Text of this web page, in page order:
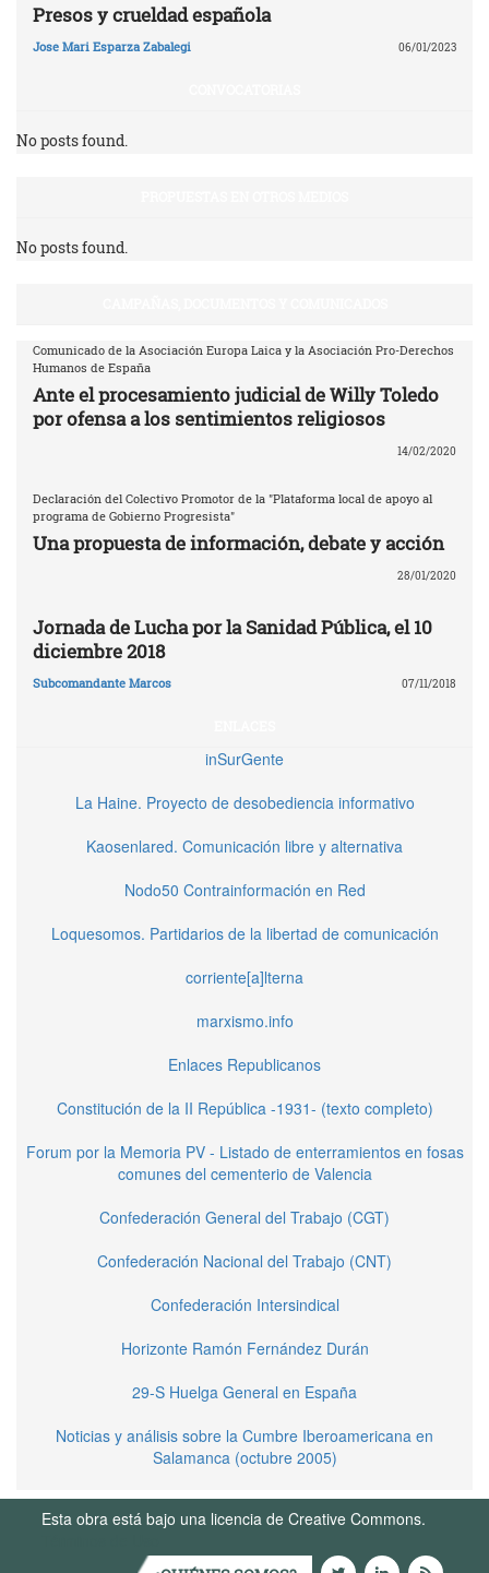
Presos y crueldad española
Jose Mari Esparza Zabalegi 06/01/2023
No posts found.
No posts found.
Comunicado de la Asociación Europa Laica y la Asociación Pro-Derechos
Humanos de España
Ante el procesamiento judicial de Willy Toledo
por ofensa a los sentimientos religiosos
14/02/2020
Declaración del Colectivo Promotor de la "Plataforma local de apoyo al
programa de Gobierno Progresista"
Una propuesta de información, debate y acción
28/01/2020
Jornada de Lucha por la Sanidad Pública, el 10
diciembre 2018
Subcomandante Marcos 07/11/2018
inSurGente
La Haine. Proyecto de desobediencia informativo
Kaosenlared. Comunicación libre y alternativa
Nodo50 Contrainformación en Red
Loquesomos. Partidarios de la libertad de comunicación
corriente[a]lterna
marxismo.info
Enlaces Republicanos
Constitución de la II República -1931- (texto completo)
Forum por la Memoria PV - Listado de enterramientos en fosas
comunes del cementerio de Valencia
Confederación General del Trabajo (CGT)
Confederación Nacional del Trabajo (CNT)
Confederación Intersindical
Horizonte Ramón Fernández Durán
29-S Huelga General en España
Noticias y análisis sobre la Cumbre Iberoamericana en
Salamanca (octubre 2005)
Esta obra está bajo una licencia de Creative Commons.